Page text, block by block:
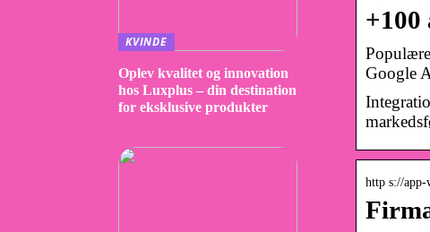
+100
Google
http s://app-
KVINDE
Oplev kvalitet og innovation
hos Luxplus – din destination
for eksklusive produkter